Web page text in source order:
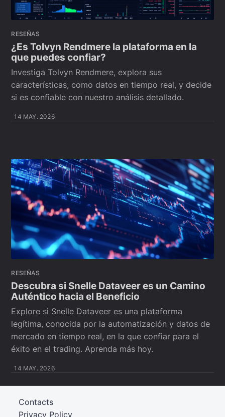
RESEÑAS
¿Es Tolvyn Rendmere la plataforma en la
que puedes confiar?
Investiga Tolvyn Rendmere, explora sus
características, como datos en tiempo real, y decide
si es confiable con nuestro análisis detallado.
14 MAY. 2026
RESEÑAS
Descubra si Snelle Dataveer es un Camino
Auténtico hacia el Beneficio
Explore si Snelle Dataveer es una plataforma
legítima, conocida por la automatización y datos de
mercado en tiempo real, en la que confiar para el
éxito en el trading. Aprenda más hoy.
14 MAY. 2026
Privacy Policy
Contacts